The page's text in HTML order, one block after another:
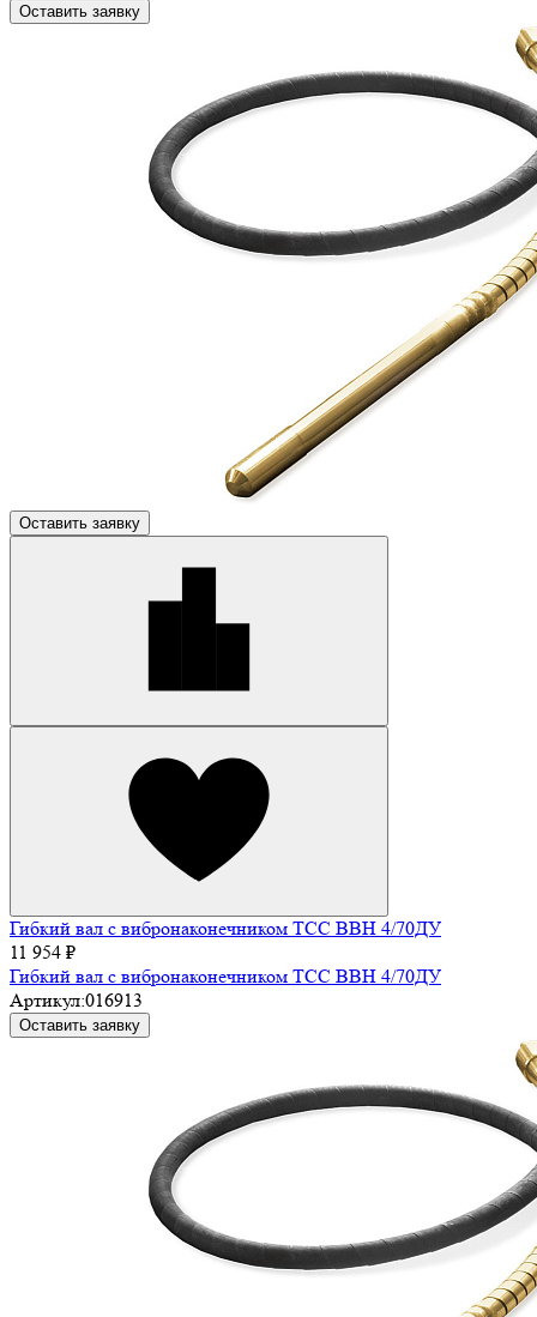
Оставить заявку
Оставить заявку
Гибкий вал с вибронаконечником ТСС ВВН 4/70ДУ
11 954 ₽
Гибкий вал с вибронаконечником ТСС ВВН 4/70ДУ
Артикул:016913
Оставить заявку